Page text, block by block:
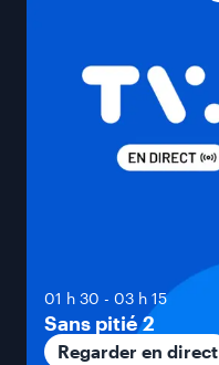
01 h 30 - 03 h 15
Sans pitié 2
Regarder en direct